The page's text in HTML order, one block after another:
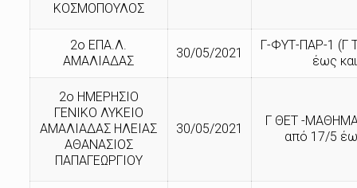
ΚΟΣΜΟΠΟΥΛΟΣ
2ο ΕΠΑ.Λ.
ΑΜΑΛΙΑΔΑΣ
30/05/2021
Γ-ΦΥΤ-ΠΑΡ-1 (Γ
έως
2ο ΗΜΕΡΗΣΙΟ
ΓΕΝΙΚΟ ΛΥΚΕΙΟ
ΑΜΑΛΙΑΔΑΣ ΗΛΕΙΑΣ
ΑΘΑΝΑΣΙΟΣ
ΠΑΠΑΓΕΩΡΓΙΟΥ
30/05/2021
Γ ΘΕΤ -
από 17/5